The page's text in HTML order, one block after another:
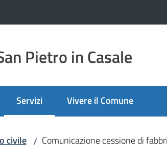
Pietro in Casale
Servizi
Menu selezionatoVivere il Comune
civile / Comunicazione cessione di